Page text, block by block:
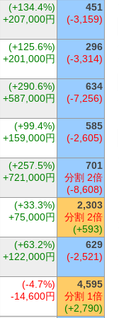
(+134.4%)
+207,000円
451
(-3,159)
(+125.6%)
+201,000円
296
(-3,314)
(+290.6%)
+587,000円
634
(-7,256)
(+99.4%)
+159,000円
585
(-2,605)
(+257.5%)
+721,000円
701
分割 2倍
(-8,608)
(+33.3%)
+75,000円
2,303
分割 2倍
(+593)
(+63.2%)
+122,000円
629
(-2,521)
(-4.7%)
-14,600円
4,595
分割 1倍
(+2,790)